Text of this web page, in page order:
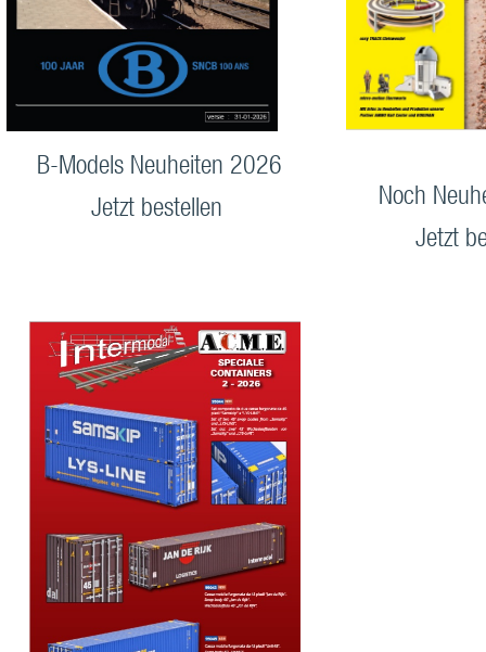
B-Models Neuheiten 2026
Jetzt bestellen
Noch
Jetzt